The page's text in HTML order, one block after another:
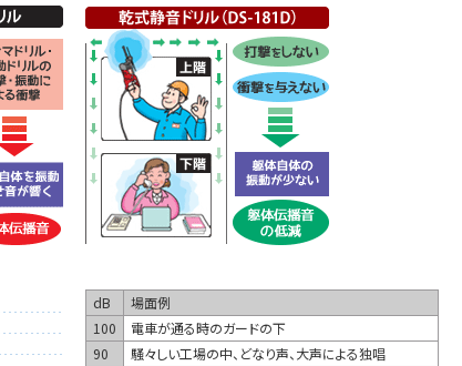
dB
場面例
100
電車が通る時のガードの下
90
騒々しい工場の中、どなり声、大声による独唱